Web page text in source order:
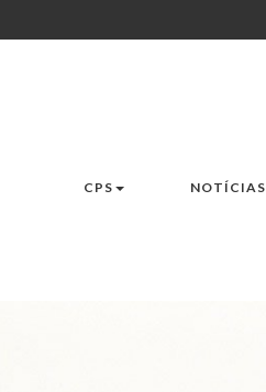
CPS NOTÍCIAS